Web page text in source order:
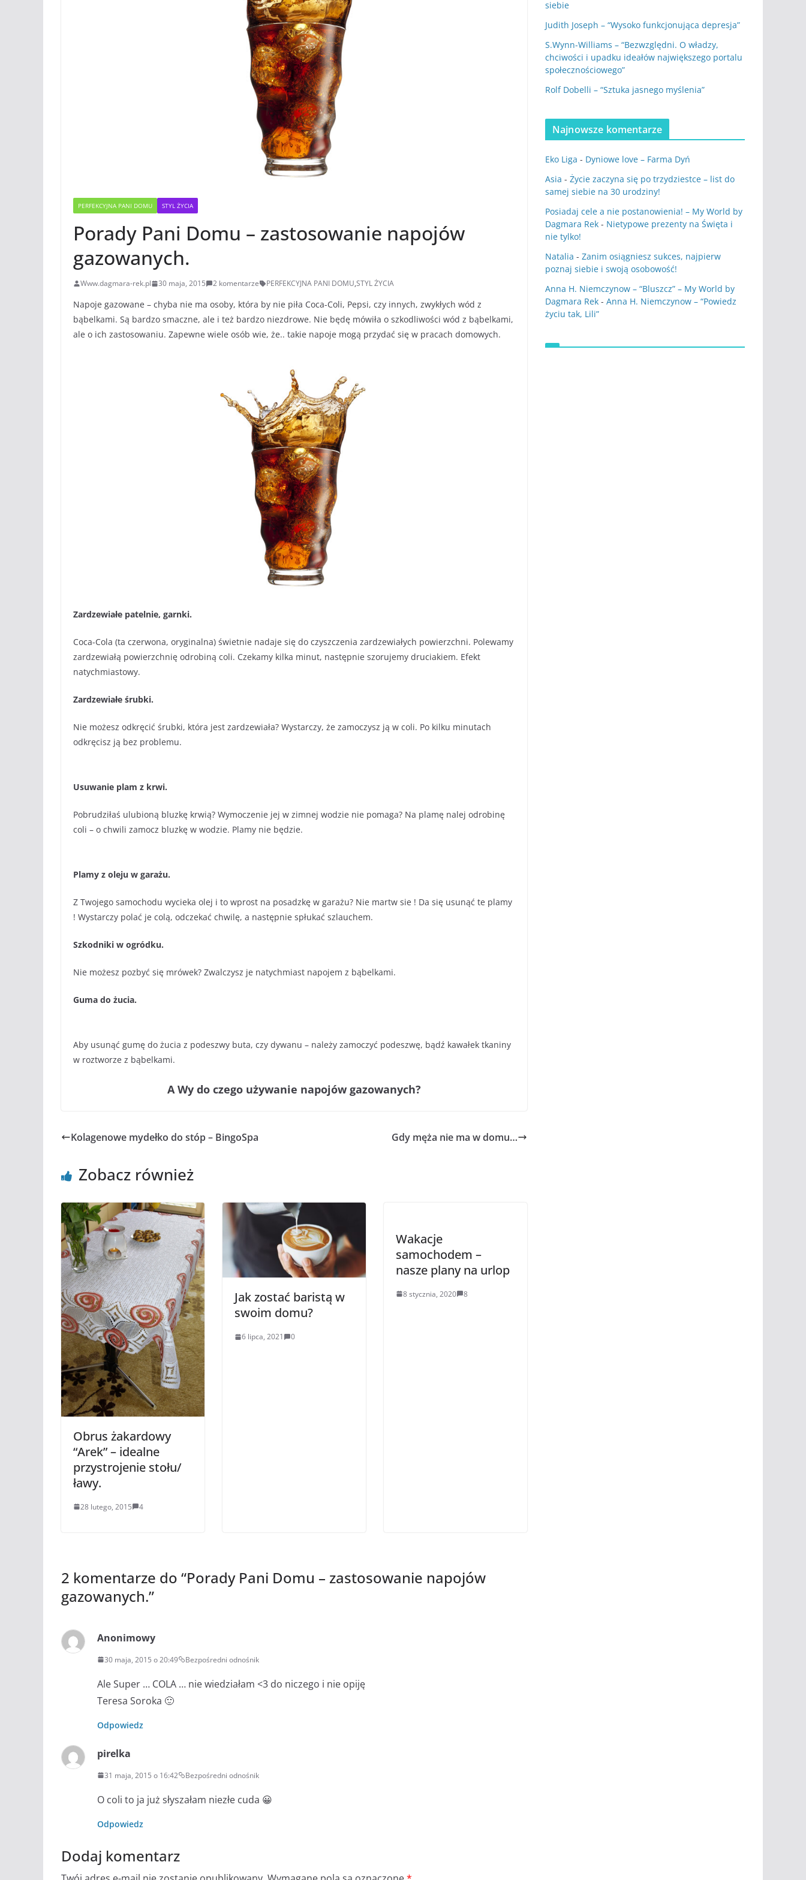
PERFEKCYJNA PANI DOMU STYL ŻYCIA
Porady Pani Domu – zastosowanie napojów
gazowanych.
Www.dagmara-rek.pl 30 maja, 2015 2 komentarze PERFEKCYJNA PANI DOMU,STYL ŻYCIA
Napoje gazowane – chyba nie ma osoby, która by nie piła Coca-Coli, Pepsi, czy innych, zwykłych wód z
bąbelkami. Są bardzo smaczne, ale i też bardzo niezdrowe. Nie będę mówiła o szkodliwości wód z bąbelkami,
ale o ich zastosowaniu. Zapewne wiele osób wie, że.. takie napoje mogą przydać się w pracach domowych.
Zardzewiałe patelnie, garnki.
Coca-Cola (ta czerwona, oryginalna) świetnie nadaje się do czyszczenia zardzewiałych powierzchni. Polewamy
zardzewiałą powierzchnię odrobiną coli. Czekamy kilka minut, następnie szorujemy druciakiem. Efekt
natychmiastowy.
Zardzewiałe śrubki.
Nie możesz odkręcić śrubki, która jest zardzewiała? Wystarczy, że zamoczysz ją w coli. Po kilku minutach
odkręcisz ją bez problemu.
Usuwanie plam z krwi.
Pobrudziłaś ulubioną bluzkę krwią? Wymoczenie jej w zimnej wodzie nie pomaga? Na plamę nalej odrobinę
coli – o chwili zamocz bluzkę w wodzie. Plamy nie będzie.
Plamy z oleju w garażu.
Z Twojego samochodu wycieka olej i to wprost na posadzkę w garażu? Nie martw sie ! Da się usunąć te plamy
! Wystarczy polać je colą, odczekać chwilę, a następnie spłukać szlauchem.
Szkodniki w ogródku.
Nie możesz pozbyć się mrówek? Zwalczysz je natychmiast napojem z bąbelkami.
Guma do żucia.
Aby usunąć gumę do żucia z podeszwy buta, czy dywanu – należy zamoczyć podeszwę, bądź kawałek tkaniny
w roztworze z bąbelkami.
A Wy do czego używanie napojów gazowanych?
Kolagenowe mydełko do stóp – BingoSpa Gdy męża nie ma w domu…
Zobacz również
Obrus żakardowy
“Arek” – idealne
przystrojenie stołu/
ławy.
28 lutego, 2015 4
Jak zostać baristą w
swoim domu?
6 lipca, 2021 0
Wakacje
samochodem –
nasze plany na urlop
8 stycznia, 2020 8
2 komentarze do “Porady Pani Domu – zastosowanie napojów
gazowanych.”
Anonimowy
30 maja, 2015 o 20:49 Bezpośredni odnośnik
Ale Super … COLA … nie wiedziałam <3 do niczego i nie opiję
Teresa Soroka 🙂
Odpowiedz
pirelka
31 maja, 2015 o 16:42 Bezpośredni odnośnik
O coli to ja już słyszałam niezłe cuda 😀
Odpowiedz
Dodaj komentarz
siebie
Judith Joseph – “Wysoko funkcjonująca depresja”
S.Wynn-Williams – “Bezwzględni. O władzy,
chciwości i upadku ideałów największego portalu
społecznościowego”
Rolf Dobelli – “Sztuka jasnego myślenia”
Najnowsze komentarze
Eko Liga - Dyniowe love – Farma Dyń
Asia - Życie zaczyna się po trzydziestce – list do
samej siebie na 30 urodziny!
Posiadaj cele a nie postanowienia! – My World by
Dagmara Rek - Nietypowe prezenty na Święta i
nie tylko!
Natalia - Zanim osiągniesz sukces, najpierw
poznaj siebie i swoją osobowość!
Anna H. Niemczynow – “Bluszcz” – My World by
Dagmara Rek - Anna H. Niemczynow – “Powiedz
życiu tak, Lili”